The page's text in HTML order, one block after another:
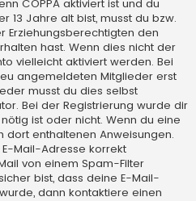
COPPA aktiviert ist und du
13 Jahre alt bist, musst du bzw.
Erziehungsberechtigten den
hast. Wenn dies nicht der
vielleicht aktiviert werden. Bei
angemeldeten Mitglieder erst
musst du dies selbst
Bei der Registrierung wurde dir
ist oder nicht. Wenn du eine
dort enthaltenen Anweisungen.
Mail-Adresse korrekt
von einem Spam-Filter
bist, dass deine E-Mail-
dann kontaktiere einen